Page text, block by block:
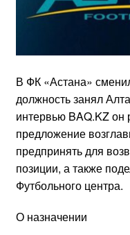
В ФК «Астана»
должность занял
интервью BAQ.KZ он
предложение
предпринять для
позиции, а также
Футбольного центра.
О назначении